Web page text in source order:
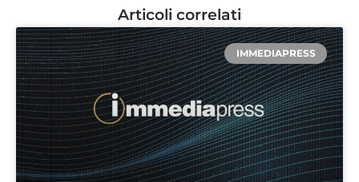
Articoli correlati
IMMEDIAPRESS